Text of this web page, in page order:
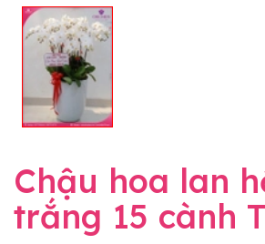
Chậu hoa lan
trắng 15 cành